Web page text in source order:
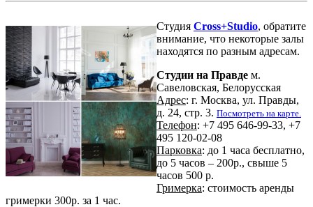
Студия Cross+Studio, обратите
внимание, что некоторые залы
находятся по разным адресам.
Студии на Правде м.
Савеловская, Белорусская
Адрес: г. Москва, ул. Правды,
д. 24, стр. 3. Посмотреть на карте.
Телефон: +7 495 646-99-33, +7
495 120-02-08
Парковка: до 1 часа бесплатно,
до 5 часов – 200р., свыше 5
часов 500 р.
Гримерка: стоимость аренды
гримерки 300р. за 1 час.